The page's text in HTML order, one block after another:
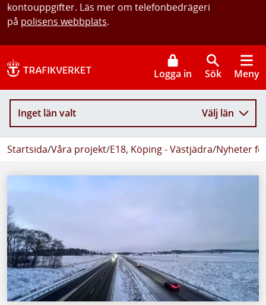
kontouppgifter. Läs mer om telefonbedrägeri
på polisens webbplats.
Logga in Sök Meny
Inget län valt Välj län
Startsida/Våra projekt/E18, Köping - Västjädra/Nyheter